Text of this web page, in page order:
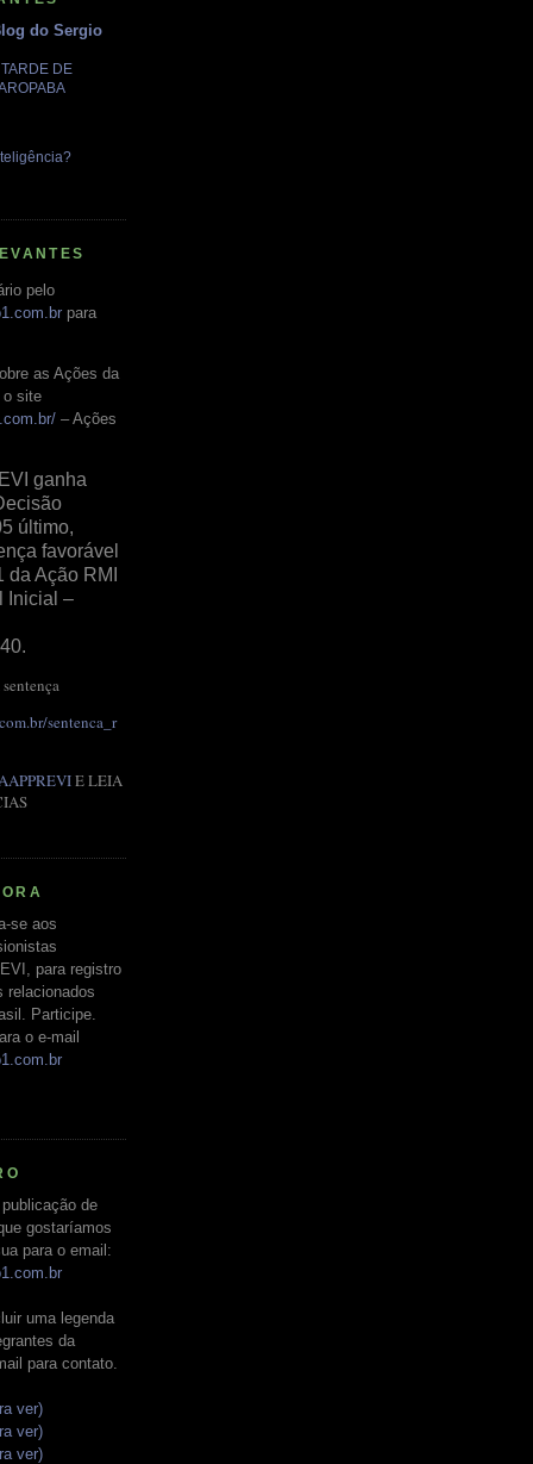
do Sergio
DE
pelo
para
as Ações da
o site
– Ações
ganha
último,
favorável
da Ação RMI
Inicial –
sentenca_r
AAPPREVIE LEIA
se aos
para registro
relacionados
Participe.
o e-mail
de
gostaríamos
para o email:
uma legenda
da
para contato.
ver)
ver)
ver)